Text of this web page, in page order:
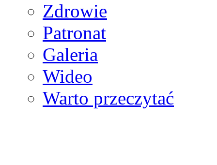
Zdrowie
Patronat
Galeria
Wideo
Warto przeczytać